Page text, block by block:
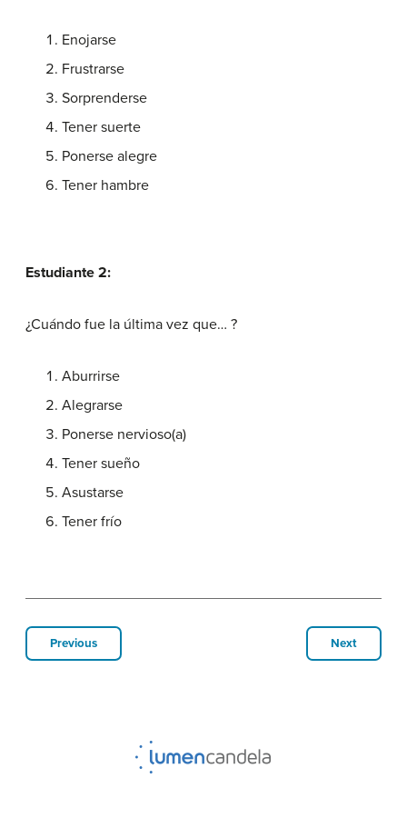
Enojarse
Frustrarse
Sorprenderse
Tener suerte
Ponerse alegre
Tener hambre
Estudiante 2:
¿Cuándo fue la última vez que… ?
Aburrirse
Alegrarse
Ponerse nervioso(a)
Tener sueño
Asustarse
Tener frío
Previous Next